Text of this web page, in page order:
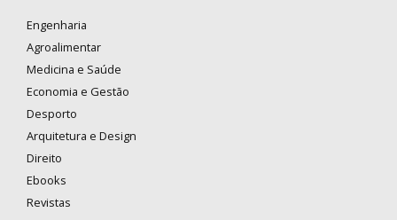
Engenharia
Agroalimentar
Medicina e Saúde
Economia e Gestão
Desporto
Arquitetura e Design
Direito
Ebooks
Revistas